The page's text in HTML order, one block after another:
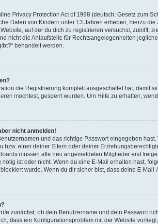
Privacy Protection Act of 1998 (deutsch: Gesetz zum
Daten von Kindern unter 13 Jahren erheben, hierzu
auf der du dich zu registrieren versuchst, zutrifft,
nicht die Anlaufstelle für Rechtsangelegenheiten
behandelt werden.
die Registrierung komplett ausgeschaltet hat, damit
möchtest, gesperrt wurden. Um Hilfe zu erhalten,
nicht anmelden!
und das richtige Passwort eingegeben
bzw. einer deiner Eltern oder deiner
müssen alle neu angemeldeten Mitglieder erst
ist oder nicht. Wenn du eine E-Mail erhalten hast,
wurde. Wenn du dir sicher bist, dass deine E-
zunächst, ob dein Benutzername und dein Passwort
dass ein Konfigurationsproblem mit der Website